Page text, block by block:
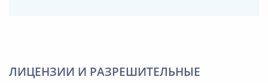
ЛИЦЕНЗИИ И РАЗРЕШИТЕЛЬНЫЕ